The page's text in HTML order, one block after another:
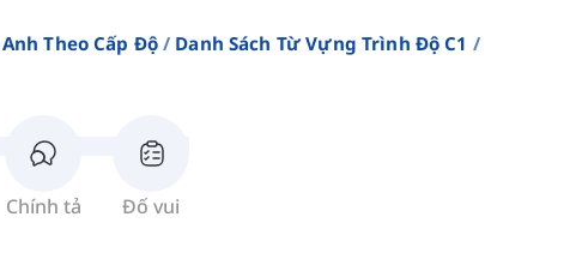
Theo Cấp Độ
Danh Sách Từ Vựng Trình Độ C1
Chính tả Đố vui